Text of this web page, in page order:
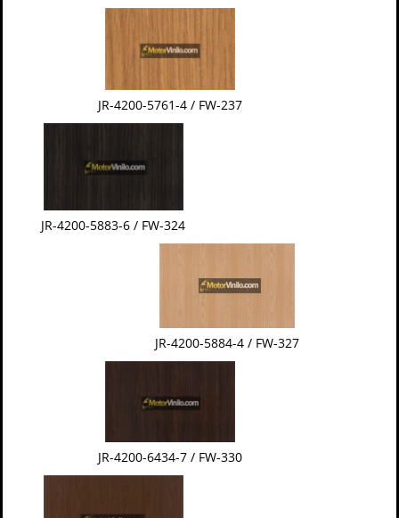
JR-4200-5761-4 / FW-237
JR-4200-5883-6 / FW-324
JR-4200-5884-4 / FW-327
JR-4200-6434-7 / FW-330